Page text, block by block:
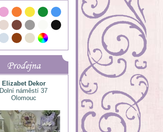
Prodejna
Elizabet Dekor
Dolní náměstí 37
Olomouc